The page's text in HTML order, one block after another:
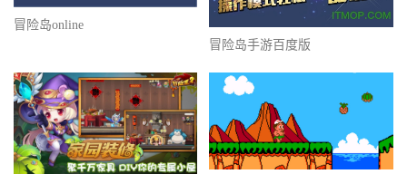
冒险岛online
冒险岛手游百度版